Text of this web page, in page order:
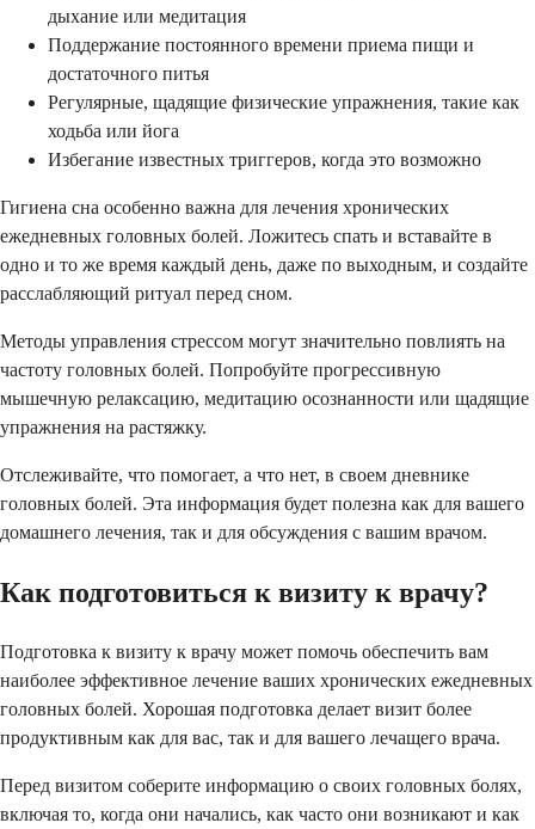
дыхание или медитация
Поддержание постоянного времени приема пищи и
достаточного питья
Регулярные, щадящие физические упражнения, такие как
ходьба или йога
Избегание известных триггеров, когда это возможно
Гигиена сна особенно важна для лечения хронических
ежедневных головных болей. Ложитесь спать и вставайте в
одно и то же время каждый день, даже по выходным, и создайте
расслабляющий ритуал перед сном.
Методы управления стрессом могут значительно повлиять на
частоту головных болей. Попробуйте прогрессивную
мышечную релаксацию, медитацию осознанности или щадящие
упражнения на растяжку.
Отслеживайте, что помогает, а что нет, в своем дневнике
головных болей. Эта информация будет полезна как для вашего
домашнего лечения, так и для обсуждения с вашим врачом.
Как подготовиться к визиту к врачу?
Подготовка к визиту к врачу может помочь обеспечить вам
наиболее эффективное лечение ваших хронических ежедневных
головных болей. Хорошая подготовка делает визит более
продуктивным как для вас, так и для вашего лечащего врача.
Перед визитом соберите информацию о своих головных болях,
включая то, когда они начались, как часто они возникают и как